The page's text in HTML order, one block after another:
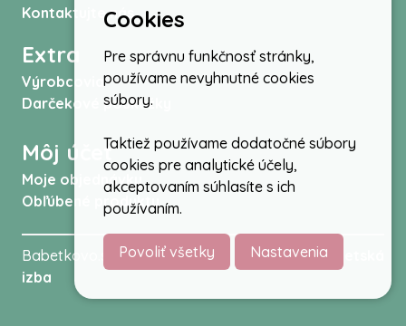
Kontaktujte nás
Extra
Výrobcovia
Darčekové poukážky
Môj účet
Moje objednávky
Obľúbené produkty
Babetkovo.sk © 2026 -Kočíky autosedačky,
izba
Cookies
Pre správnu funkčnosť stránky,
používame nevyhnutné cookies
súbory.
Taktiež používame dodatočné súbory
cookies pre analytické účely,
akceptovaním súhlasíte s ich
používaním.
Povoliť všetky Nastavenia